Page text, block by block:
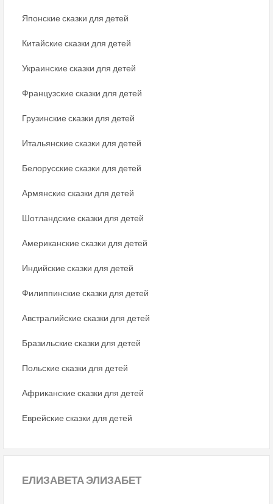
Японские сказки для детей
Китайские сказки для детей
Украинские сказки для детей
Французские сказки для детей
Грузинские сказки для детей
Итальянские сказки для детей
Белорусские сказки для детей
Армянские сказки для детей
Шотландские сказки для детей
Американские сказки для детей
Индийские сказки для детей
Филиппинские сказки для детей
Австралийские сказки для детей
Бразильские сказки для детей
Польские сказки для детей
Африканские сказки для детей
Еврейские сказки для детей
ЕЛИЗАВЕТА ЭЛИЗАБЕТ